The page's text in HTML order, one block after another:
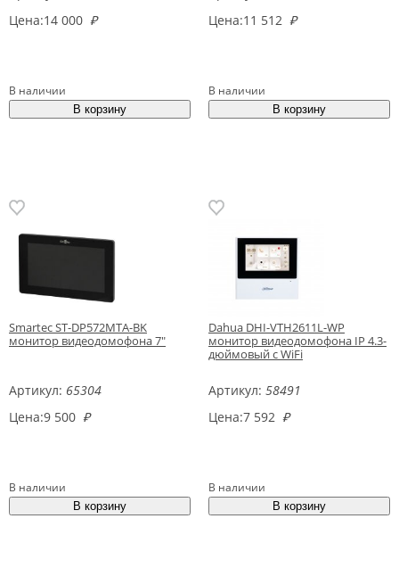
Цена:14 000 ₽
В наличии
Цена:11 512 ₽
В наличии
Smartec ST-DP572MTA-BK
монитор видеодомофона 7"
Артикул: 65304
Цена:9 500 ₽
В наличии
Dahua DHI-VTH2611L-WP
монитор видеодомофона IP 4.3-
дюймовый с WiFi
Артикул: 58491
Цена:7 592 ₽
В наличии